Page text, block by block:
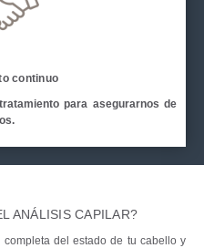
continuo
para asegurarnos de
ANÁLISIS CAPILAR?
del estado de tu cabello y